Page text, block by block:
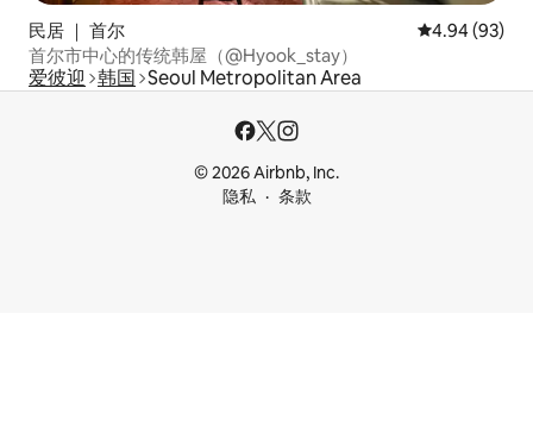
民居 ｜ 首尔 平均评分 4.94
4.94 (93)
首尔市中心的传统韩屋（@Hyook_stay）
爱彼迎 韩国 Seoul Metropolitan Area
© 2026 Airbnb, Inc.
隐私
条款